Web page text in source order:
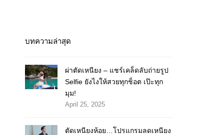
บทความล่าสุด
ผ่าตัดเหนียง – แชร์เคล็ดลับถ่ายรูป
Selfie ยังไงให้สวยทุกช็อต เป๊ะทุก
มุม!
April 25, 2025
ตัดเหนียงห้อย…โปรแกรมลดเหนียง